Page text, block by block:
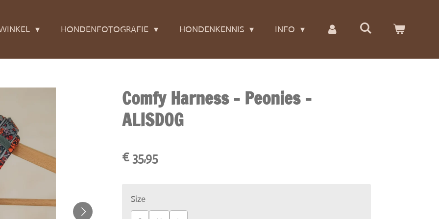
HONDENFOTOGRAFIE HONDENKENNIS INFO
Comfy Harness - Peonies -
ALISDOG
€ 35,95
Size